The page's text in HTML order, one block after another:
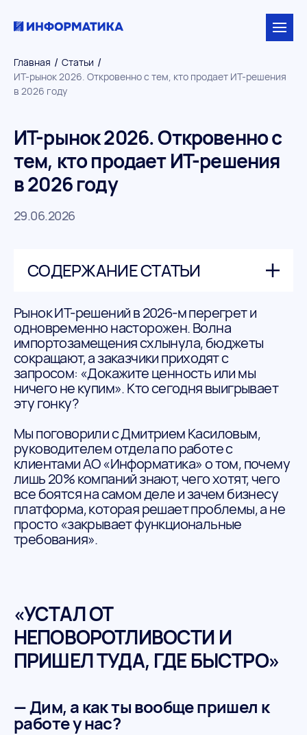
Главная / Статьи /
ИТ-рынок 2026. Откровенно с тем, кто продает ИТ-решения
в 2026 году
ИТ-рынок 2026. Откровенно с
тем, кто продает ИТ-решения
в 2026 году
29.06.2026
СОДЕРЖАНИЕ СТАТЬИ
Рынок ИТ-решений в 2026-м перегрет и
одновременно насторожен. Волна
импортозамещения схлынула, бюджеты
сокращают, а заказчики приходят с
запросом: «Докажите ценность или мы
ничего не купим». Кто сегодня выигрывает
эту гонку?
Мы поговорили с Дмитрием Касиловым,
руководителем отдела по работе с
клиентами АО «Информатика» о том, почему
лишь 20% компаний знают, чего хотят, чего
все боятся на самом деле и зачем бизнесу
платформа, которая решает проблемы, а не
просто «закрывает функциональные
требования».
«УСТАЛ ОТ
НЕПОВОРОТЛИВОСТИ И
ПРИШЕЛ ТУДА, ГДЕ БЫСТРО»
— Дим, а как ты вообще пришел к
работе у нас?